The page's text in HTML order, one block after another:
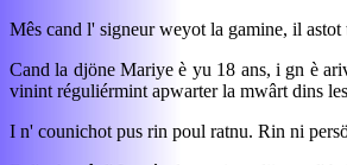
Mês cand l' signeur weyot la gamine, il
Cand la djöne Mariye è yu 18 ans, i gn è
vinint réguliérmint apwarter la mwârt dins
I n' counichot pus rin poul ratnu. Rin ni